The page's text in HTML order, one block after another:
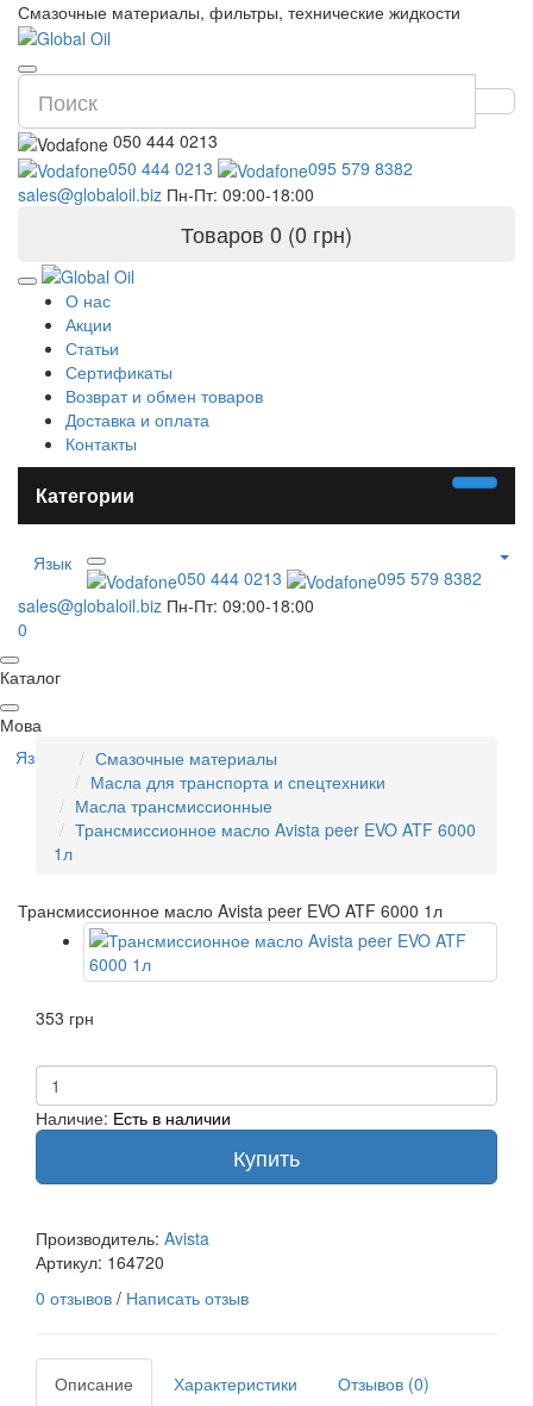
Смазочные материалы, фильтры, технические жидкости
050 444 0213
050 444 0213
095 579 8382
sales@globaloil.biz Пн-Пт: 09:00-18:00
Товаров 0 (0 грн)
О нас
Акции
Статьи
Сертификаты
Возврат и обмен товаров
Доставка и оплата
Контакты
Категории
Язык
050 444 0213
095 579 8382
sales@globaloil.biz Пн-Пт: 09:00-18:00
0
Каталог
Мова
Язык
Смазочные материалы
Масла для транспорта и спецтехники
Масла трансмиссионные
Трансмиссионное масло Avista peer EVO ATF 6000
1л
Трансмиссионное масло Avista peer EVO ATF 6000 1л
353 грн
Наличие: Есть в наличии
Купить
Производитель: Avista
Артикул: 164720
0 отзывов / Написать отзыв
Описание Характеристики
Отзывов (0)